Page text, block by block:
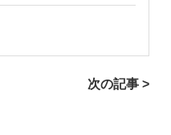
次の記事 >